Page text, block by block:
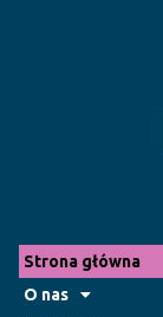
Strona główna
O nas